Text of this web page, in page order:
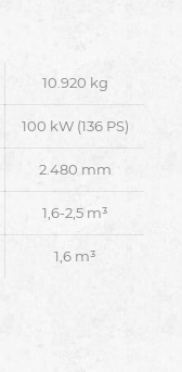
10.920 kg
100 kW (136 PS)
2.480 mm
1,6-2,5 m³
1,6 m³